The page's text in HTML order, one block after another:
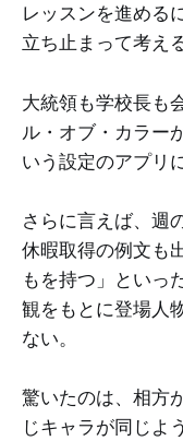
レッスンを進める
立ち止まって考え
大統領も学校長も
ル・オブ・カラー
いう設定のアプリ
さらに言えば、週
休暇取得の例文も
もを持つ」といっ
観をもとに登場人
ない。
驚いたのは、相方
じキャラが同じよ